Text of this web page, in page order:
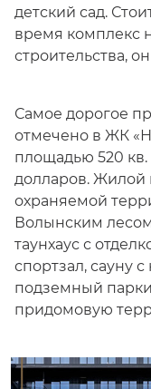
детский сад.
время комплекс
строительства,
Самое дорогое
отмечено в ЖК
площадью 520
долларов. Жилой
охраняемой
Волынским
таунхаус с
спортзал, сауну
подземный
придомовую